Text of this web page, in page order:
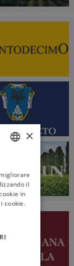
ENGLISH
×
il
in
cookie.